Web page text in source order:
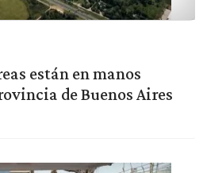
están en manos
de Buenos Aires